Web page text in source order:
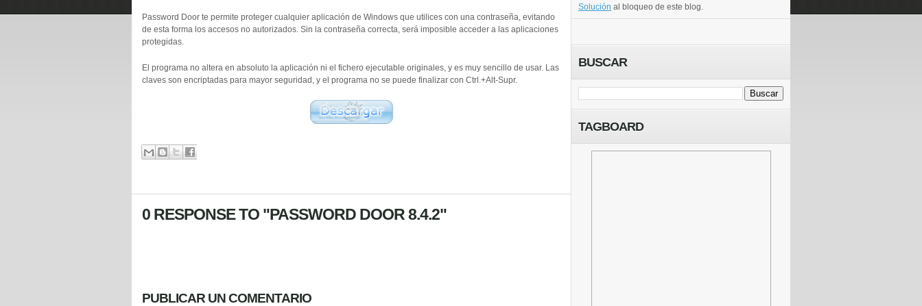
Password Door te permite proteger cualquier aplicación de Windows que utilices con una contraseña, evitando
de esta forma los accesos no autorizados. Sin la contraseña correcta, será imposible acceder a las aplicaciones
protegidas.
El programa no altera en absoluto la aplicación ni el fichero ejecutable originales, y es muy sencillo de usar. Las
claves son encriptadas para mayor seguridad, y el programa no se puede finalizar con Ctrl.+Alt-Supr.
0 RESPONSE TO "PASSWORD DOOR 8.4.2"
PUBLICAR UN COMENTARIO
Solución al bloqueo de este blog.
BUSCAR
TAGBOARD